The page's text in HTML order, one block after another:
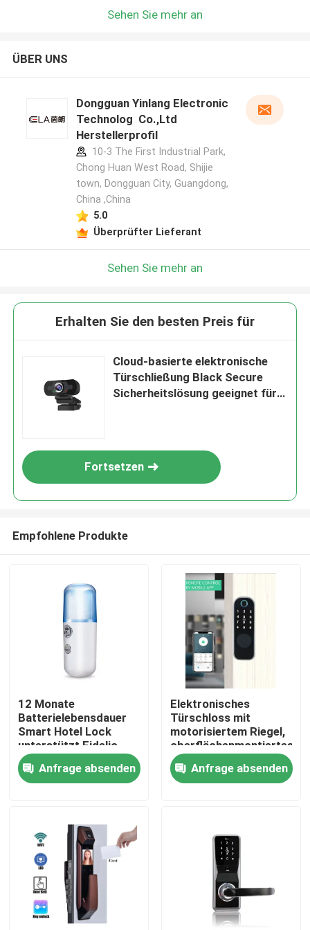
Zu Hause
Produkte
Sehen Sie mehr an
ÜBER UNS
Dongguan Yinlang Electronic
Technolog Co.,Ltd
Herstellerprofil
10-3 The First Industrial Park,
Chong Huan West Road, Shijie
town, Dongguan City, Guangdong,
China ,China
5.0
Überprüfter Lieferant
Sehen Sie mehr an
Erhalten Sie den besten Preis für
Cloud-basierte elektronische
Türschließung Black Secure
Sicherheitslösung geeignet für
Fortsetzen
Empfohlene Produkte
12 Monate
Batterielebensdauer
Smart Hotel Lock
unterstützt Fidelio
Opera Andere mit
einem Gewicht von 15
kg geeignet für
Anfrage absenden
Elektronisches
Türschloss mit
motorisiertem Riegel,
oberflächenmontiertes
elektronisches
Tastatur-
Zugangssystem,
Anfrage absenden